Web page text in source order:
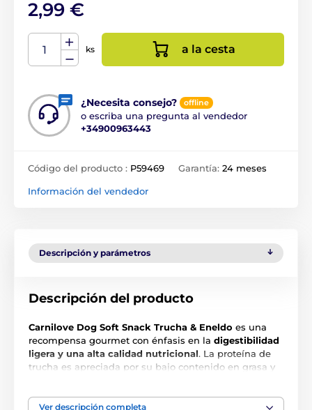
2,99 €
ks a la cesta
¿Necesita consejo? offline
o escriba una pregunta al vendedor
+34900963443
Código del producto : P59469 Garantía: 24 meses
Información del vendedor
Descripción y parámetros
Descripción del producto
Carnilove Dog Soft Snack Trucha & Eneldo es una
recompensa gourmet con énfasis en la digestibilidad
ligera y una alta calidad nutricional. La proteína de
trucha es apreciada por su bajo contenido en grasa y
mantener un peso saludable sin renunciar al sabor.
Ver descripción completa